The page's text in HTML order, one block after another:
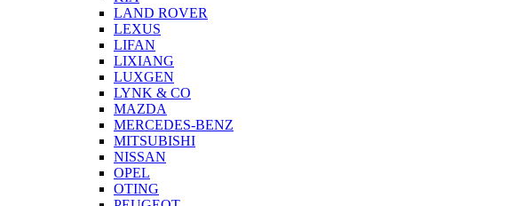
LAND ROVER
LEXUS
LIFAN
LIXIANG
LUXGEN
LYNK & CO
MAZDA
MERCEDES-BENZ
MITSUBISHI
NISSAN
OPEL
OTING